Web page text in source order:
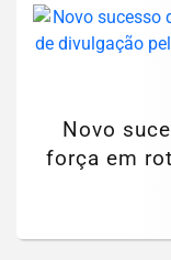
Novo
força em